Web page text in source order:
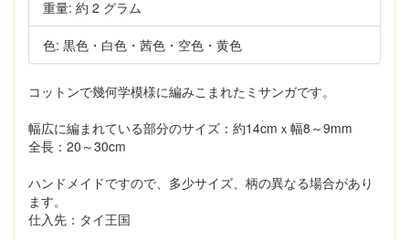
重量: 約 2 グラム
色: 黒色・白色・茜色・空色・黄色
コットンで幾何学模様に編みこまれたミサンガです。
幅広に編まれている部分のサイズ：約14cmｘ幅8～9mm
全長：20～30cm
ハンドメイドですので、多少サイズ、柄の異なる場合があり
ます。
仕入先：タイ王国